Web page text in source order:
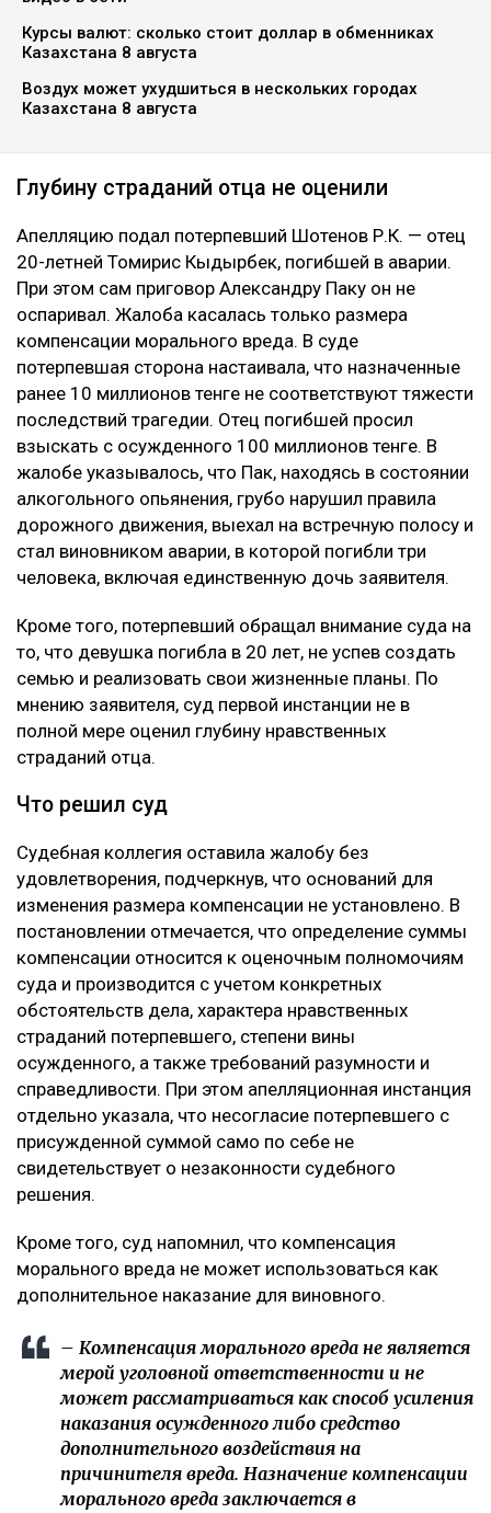
Курсы валют: сколько стоит доллар в обменниках
Казахстана 8 августа
Воздух может ухудшиться в нескольких городах
Казахстана 8 августа
Глубину страданий отца не оценили
Апелляцию подал потерпевший Шотенов Р.К. — отец
20-летней Томирис Кыдырбек, погибшей в аварии.
При этом сам приговор Александру Паку он не
оспаривал. Жалоба касалась только размера
компенсации морального вреда. В суде
потерпевшая сторона настаивала, что назначенные
ранее 10 миллионов тенге не соответствуют тяжести
последствий трагедии. Отец погибшей просил
взыскать с осужденного 100 миллионов тенге. В
жалобе указывалось, что Пак, находясь в состоянии
алкогольного опьянения, грубо нарушил правила
дорожного движения, выехал на встречную полосу и
стал виновником аварии, в которой погибли три
человека, включая единственную дочь заявителя.
Кроме того, потерпевший обращал внимание суда на
то, что девушка погибла в 20 лет, не успев создать
семью и реализовать свои жизненные планы. По
мнению заявителя, суд первой инстанции не в
полной мере оценил глубину нравственных
страданий отца.
Что решил суд
Судебная коллегия оставила жалобу без
удовлетворения, подчеркнув, что оснований для
изменения размера компенсации не установлено. В
постановлении отмечается, что определение суммы
компенсации относится к оценочным полномочиям
суда и производится с учетом конкретных
обстоятельств дела, характера нравственных
страданий потерпевшего, степени вины
осужденного, а также требований разумности и
справедливости. При этом апелляционная инстанция
отдельно указала, что несогласие потерпевшего с
присужденной суммой само по себе не
свидетельствует о незаконности судебного
решения.
Кроме того, суд напомнил, что компенсация
морального вреда не может использоваться как
дополнительное наказание для виновного.
– Компенсация морального вреда не является
мерой уголовной ответственности и не
может рассматриваться как способ усиления
наказания осужденного либо средство
дополнительного воздействия на
причинителя вреда. Назначение компенсации
морального вреда заключается в